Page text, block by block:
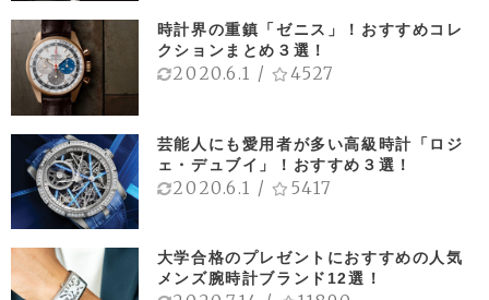
時計界の重鎮「ゼニス」！おすすめコレ
クションまとめ３選！
2020.6.1 / 4527
芸能人にも愛用者が多い高級時計「ロジ
ェ・デュブイ」！おすすめ３選！
2020.6.1 / 5417
大学合格のプレゼントにおすすめの人気
メンズ腕時計ブランド12選！